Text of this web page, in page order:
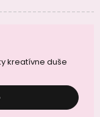
kreatívne duše